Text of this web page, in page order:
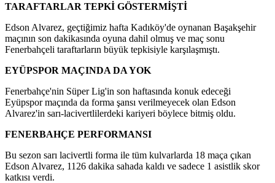
TARAFTARLAR TEPKİ GÖSTERMİŞTİ
Edson Alvarez, geçtiğimiz hafta Kadıköy'de oynanan Başakşehir
maçının son dakikasında oyuna dahil olmuş ve maç sonu
Fenerbahçeli taraftarların büyük tepkisiyle karşılaşmıştı.
EYÜPSPOR MAÇINDA DA YOK
Fenerbahçe'nin Süper Lig'in son haftasında konuk edeceği
Eyüpspor maçında da forma şansı verilmeyecek olan Edson
Alvarez'in sarı-lacivertlilerdeki kariyeri böylece bitmiş oldu.
FENERBAHÇE PERFORMANSI
Bu sezon sarı lacivertli forma ile tüm kulvarlarda 18 maça çıkan
Edson Alvarez, 1126 dakika sahada kaldı ve sadece 1 asistlik skor
katkısı verdi.